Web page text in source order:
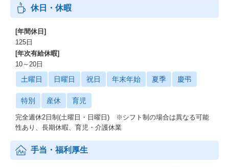
休日・休暇
[年間休日]
125日
[年次有給休暇]
10～20日
土曜日 日曜日 祝日 年末年始 夏季 慶弔
特別 産休 育児
完全週休2日制(土曜日・日曜日) ※シフト制の場合は異なる可能
性あり、長期休暇、育児・介護休業
手当・福利厚生